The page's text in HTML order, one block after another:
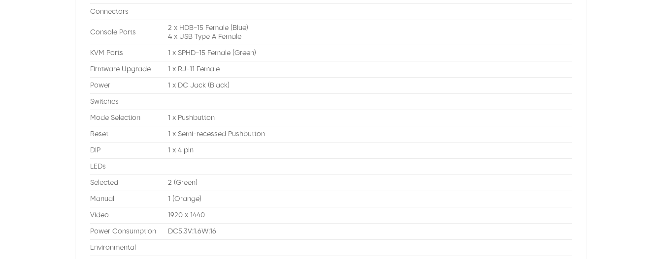
Connectors
Console Ports
2 x HDB-15 Female (Blue)
4 x USB Type A Female
KVM Ports 1 x SPHD-15 Female (Green)
Firmware Upgrade 1 x RJ-11 Female
Power 1 x DC Jack (Black)
Switches
Mode Selection 1 x Pushbutton
Reset 1 x Semi-recessed Pushbutton
DIP 1 x 4 pin
LEDs
Selected 2 (Green)
Manual 1 (Orange)
Video 1920 x 1440
Power Consumption DC5.3V:1.6W:16
Environmental